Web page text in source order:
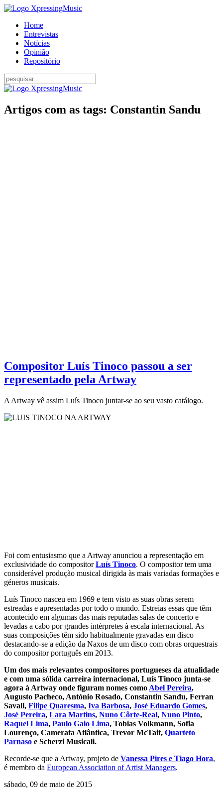
Home
Entrevistas
Notícias
Opinião
Repositório
Artigos com as tags: Constantin Sandu
Compositor Luís Tinoco passou a ser
representado pela Artway
A Artway vê assim Luís Tinoco juntar-se ao seu vasto catálogo.
Foi com entusiasmo que a Artway anunciou a representação em
exclusividade do compositorLuís Tinoco. O compositor tem uma
considerável produção musical dirigida às mais variadas formações e
géneros musicais.
Luís Tinoco nasceu em 1969 e tem visto as suas obras serem
estreadas e apresentadas por todo o mundo. Estreias essas que têm
acontecido em algumas das mais reputadas salas de concerto e
levadas a cabo por grandes intérpretes à escala internacional. As
suas composições têm sido habitualmente gravadas em disco
destacando-se a edição da Naxos de um disco com obras orquestrais
do compositor português em 2013.
Um dos mais relevantes compositores portugueses da atualidade
e com uma sólida carreira internacional, Luís Tinoco junta-se
agora à Artway onde figuram nomes como Abel Pereira,
Augusto Pacheco, António Rosado, Constantin Sandu, Ferran
Savall, Filipe Quaresma, Iva Barbosa, José Eduardo Gomes,
José Pereira, Lara Martins, Nuno Côrte-Real, Nuno Pinto,
Raquel Lima, Paulo Gaio Lima, Tobias Volkmann, Sofia
Lourenço, Camerata Atlântica, Trevor McTait, Quarteto
Parnaso e Scherzi Musicali.
Recorde-se que a Artway, projeto de Vanessa Pires e Tiago Hora,
é membro da European Association of Artist Managers.
sábado, 09 de maio de 2015